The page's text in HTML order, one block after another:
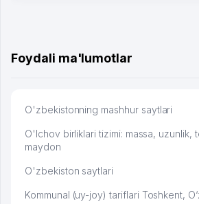
Foydali ma'lumotlar
O'zbekistonning mashhur saytlari
O'lchov birliklari tizimi: massa, uzunlik,
maydon
O'zbekiston saytlari
Kommunal (uy-joy) tariflari Toshkent,